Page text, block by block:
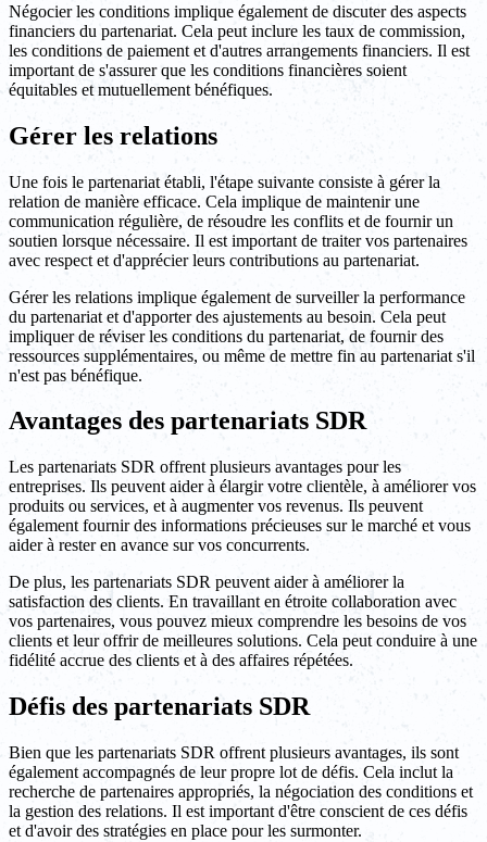
Négocier les conditions implique également de discuter des aspects
financiers du partenariat. Cela peut inclure les taux de commission,
les conditions de paiement et d'autres arrangements financiers. Il est
important de s'assurer que les conditions financières soient
équitables et mutuellement bénéfiques.
Gérer les relations
Une fois le partenariat établi, l'étape suivante consiste à gérer la
relation de manière efficace. Cela implique de maintenir une
communication régulière, de résoudre les conflits et de fournir un
soutien lorsque nécessaire. Il est important de traiter vos partenaires
avec respect et d'apprécier leurs contributions au partenariat.
Gérer les relations implique également de surveiller la performance
du partenariat et d'apporter des ajustements au besoin. Cela peut
impliquer de réviser les conditions du partenariat, de fournir des
ressources supplémentaires, ou même de mettre fin au partenariat s'il
n'est pas bénéfique.
Avantages des partenariats SDR
Les partenariats SDR offrent plusieurs avantages pour les
entreprises. Ils peuvent aider à élargir votre clientèle, à améliorer vos
produits ou services, et à augmenter vos revenus. Ils peuvent
également fournir des informations précieuses sur le marché et vous
aider à rester en avance sur vos concurrents.
De plus, les partenariats SDR peuvent aider à améliorer la
satisfaction des clients. En travaillant en étroite collaboration avec
vos partenaires, vous pouvez mieux comprendre les besoins de vos
clients et leur offrir de meilleures solutions. Cela peut conduire à une
fidélité accrue des clients et à des affaires répétées.
Défis des partenariats SDR
Bien que les partenariats SDR offrent plusieurs avantages, ils sont
également accompagnés de leur propre lot de défis. Cela inclut la
recherche de partenaires appropriés, la négociation des conditions et
la gestion des relations. Il est important d'être conscient de ces défis
et d'avoir des stratégies en place pour les surmonter.